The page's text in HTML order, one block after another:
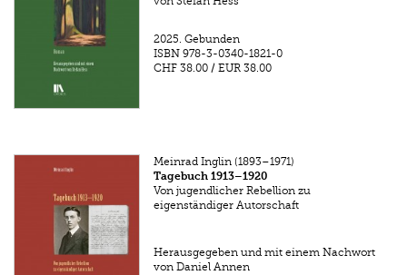
2025. Gebunden
ISBN 978-3-0340-1821-0
CHF 38.00 /EUR 38.00
Meinrad Inglin (1893–1971)
Tagebuch 1913–1920
Von jugendlicher Rebellion zu
eigenständiger Autorschaft
Herausgegeben und mit einem Nachwort
von Daniel Annen